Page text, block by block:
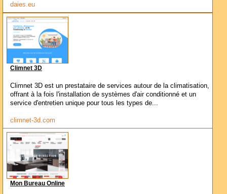
daies.eu
Climnet 3D
Climnet 3D est un prestataire de services autour de la climatisation,
offrant à la fois l'installation de systèmes d'air conditionné et un
service d'entretien unique pour tous les types de...
climnet-3d.com
Mon Bureau Online